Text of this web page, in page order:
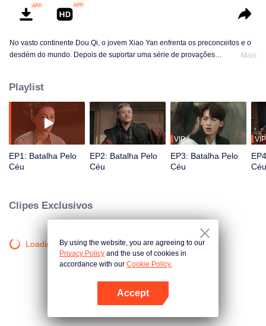
Abra o programa
No vasto continente Dou Qi, o jovem Xiao Yan enfrenta os preconceitos e o
desdém do mundo. Depois de suportar uma série de provações
ameaçam o mundo, salva as pessoas e adere firmemente ao seu princípio
de cultivo inicial de provar seu valor.
Mais
Playlist
EP1: Batalha Pelo
Céu
EP2: Batalha Pelo
Céu
VIP
EP3: Batalha Pelo
Céu
VIP
Céu
Clipes Exclusivos
Loading…By using the website, you are agreeing to our
Privacy Policy and the use of cookies in
accordance with our Cookie Policy.
Accept